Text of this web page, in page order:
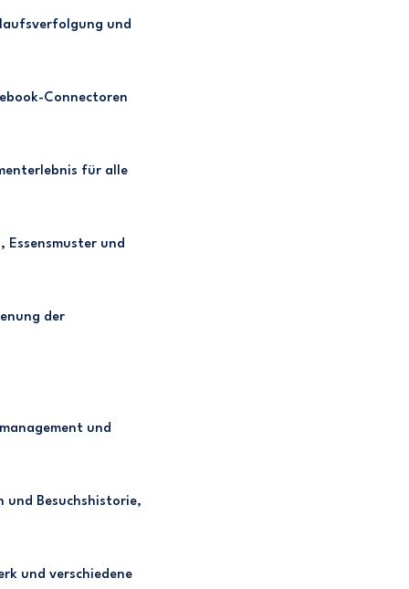
und
Connectoren
für alle
Essensmuster und
der
und
Besuchshistorie,
und verschiedene